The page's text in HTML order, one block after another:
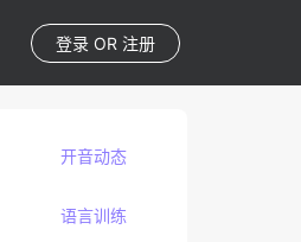
登录 OR 注册
开音动态
语言训练